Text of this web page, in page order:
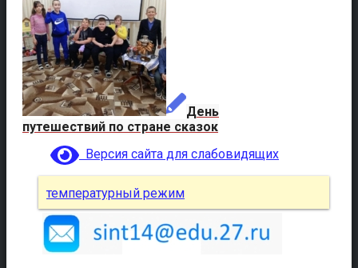
День
путешествий по стране сказок
Версия сайта для слабовидящих
температурный режим